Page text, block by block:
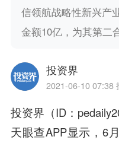
信领航战略性新兴产
金额10亿，为其第二
投资界
2021-06-10 07:38
投资界（ID：
天眼查APP显示，6